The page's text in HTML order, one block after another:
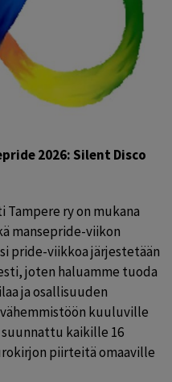
2026: Silent Disco
ry on mukana
mansepride-viikon
pride-viikkoa järjestetään
joten haluamme tuoda
ja osallisuuden
kuuluville
kaikille 16
piirteitä omaaville